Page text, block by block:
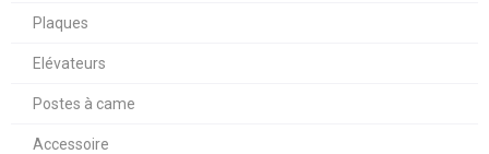
Plaques
Elévateurs
Postes à came
Accessoire